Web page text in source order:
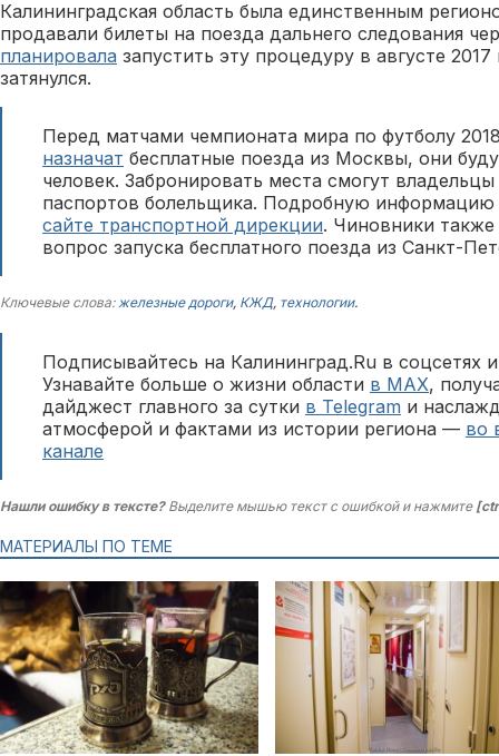
Калининградская область была единственным
продавали билеты на поезда дальнего следования
планировала запустить эту процедуру в августе
затянулся.
Перед матчами чемпионата мира по футболу
назначат бесплатные поезда из Москвы, они
человек. Забронировать места смогут
паспортов болельщика. Подробную информацию
сайте транспортной дирекции. Чиновники
вопрос запуска бесплатного поезда из Санкт-
Ключевые слова:железные дороги, КЖД, технологии.
Подписывайтесь на Калининград.Ru в соцсетях
Узнавайте больше о жизни области в MAX,
дайджест главного за сутки в Telegram и
атмосферой и фактами из истории региона — во
канале
Нашли ошибку в тексте?Выделите мышью текст с ошибкой и нажмите
МАТЕРИАЛЫ ПО ТЕМЕ